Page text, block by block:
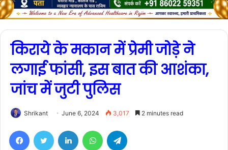
किराये के मकान में प्रेमी जोड़े ने
लगाई फांसी, इस बात की आशंका,
जांच में जुटी पुलिस
Shrikant June 6, 2024 3,017 2 minutes read